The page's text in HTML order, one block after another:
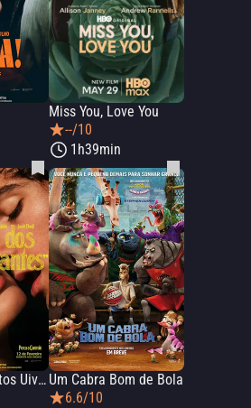
Miss You, Love You
--/10
1h39min
Morro dos Ventos Uivantes Um Cabra Bom de Bola
6.6/10